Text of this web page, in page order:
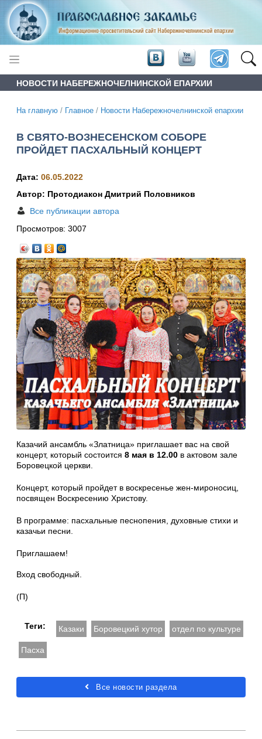
НОВОСТИ НАБЕРЕЖНОЧЕЛНИНСКОЙ ЕПАРХИИ
На главную / Главное / Новости Набережночелнинской епархии
В СВЯТО-ВОЗНЕСЕНСКОМ СОБОРЕ
ПРОЙДЕТ ПАСХАЛЬНЫЙ КОНЦЕРТ
Дата: 06.05.2022
Автор: Протодиакон Дмитрий Половников
Все публикации автора
Просмотров: 3007
Казачий ансамбль «Златница» приглашает вас на свой
концерт, который состоится 8 мая в 12.00 в актовом зале
Боровецкой церкви.
Концерт, который пройдет в воскресенье жен-мироносиц,
посвящен Воскресению Христову.
В программе: пасхальные песнопения, духовные стихи и
казачьи песни.
Приглашаем!
Вход свободный.
(П)
Теги: Казаки Боровецкий хутор отдел по культуре
Пасха
Все новости раздела